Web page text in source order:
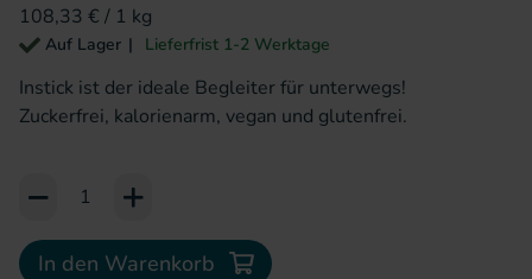
108,33 € / 1 kg
Auf Lager Lieferfrist 1-2 Werktage
Instick ist der ideale Begleiter für unterwegs!
Zuckerfrei, kalorienarm, vegan und glutenfrei.
Add to Cart or Wish List
In den Warenkorb